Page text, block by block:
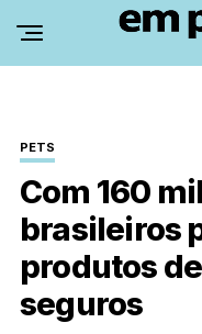
PETS
Com 160
brasileiros
produtos
seguros